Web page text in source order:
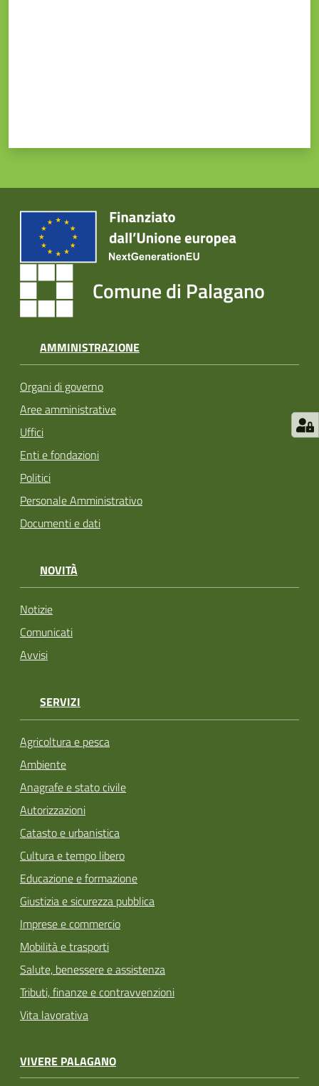
Comune di Palagano
AMMINISTRAZIONE
Organi di governo
Aree amministrative
Uffici
Enti e fondazioni
Politici
Personale Amministrativo
Documenti e dati
NOVITÀ
Notizie
Comunicati
Avvisi
SERVIZI
Agricoltura e pesca
Ambiente
Anagrafe e stato civile
Autorizzazioni
Catasto e urbanistica
Cultura e tempo libero
Educazione e formazione
Giustizia e sicurezza pubblica
Imprese e commercio
Mobilità e trasporti
Salute, benessere e assistenza
Tributi, finanze e contravvenzioni
Vita lavorativa
VIVERE PALAGANO